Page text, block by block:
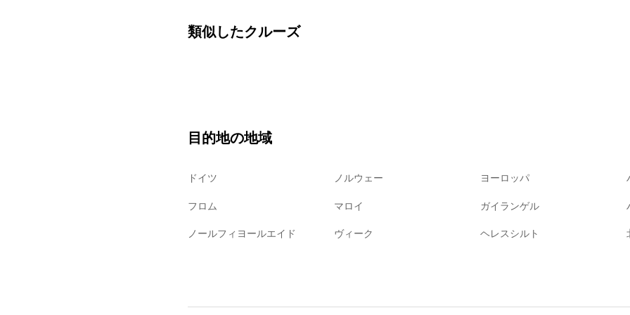
類似したクルーズ
目的地の地域
ドイツ ノルウェー ヨーロッパ
フロム マロイ ガイランゲル
ノールフィヨールエイド ヴィーク ヘレスシルト